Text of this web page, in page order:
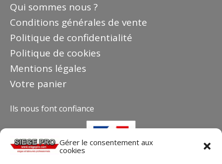
Gérer le consentement aux
cookies
Qui sommes nous ?
Conditions générales de vente
Politique de confidentialité
Politique de cookies
Mentions légales
Votre panier
Ils nous font confiance